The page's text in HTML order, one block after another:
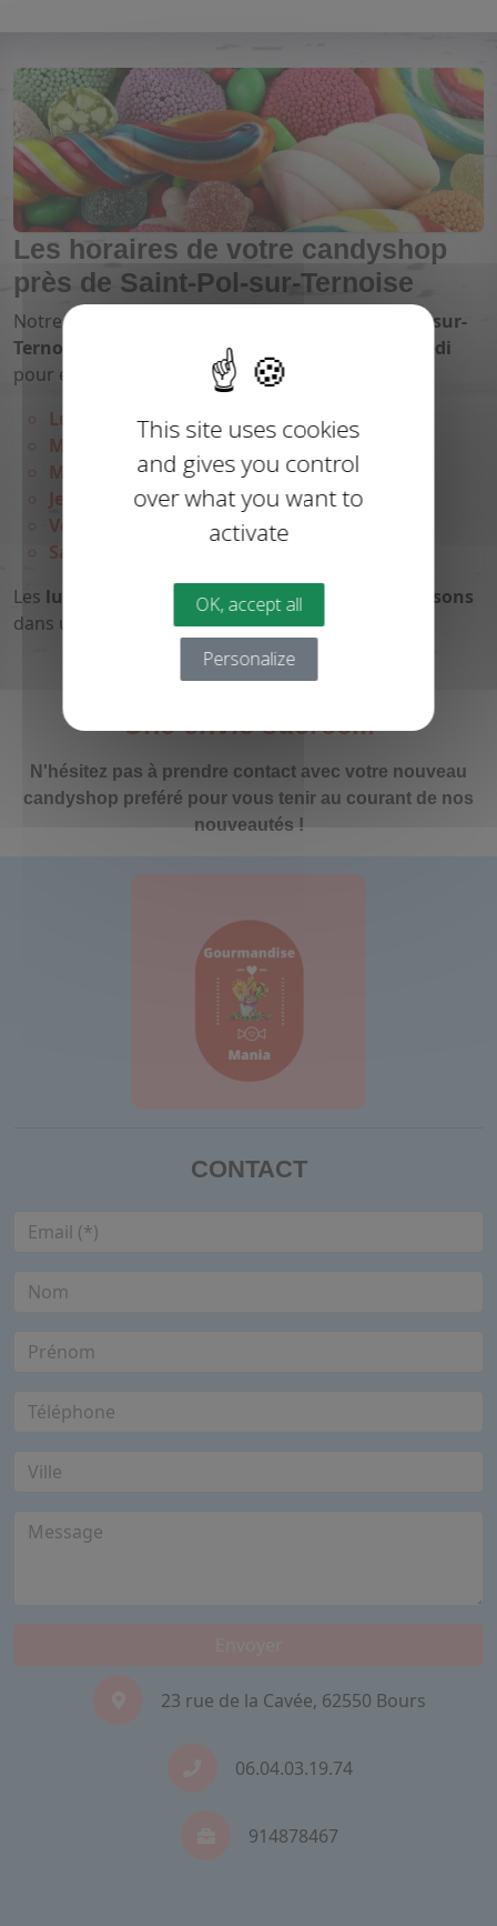
This site uses cookies
and gives you control
over what you want to
activate
OK, accept all
Personalize
Les horaires de votre candyshop
près de Saint-Pol-sur-Ternoise
Notremagasin de bonbons proche de Saint-Pol-sur-
Ternoise
vous ouvre ses portes du
lundi au samedi
pour encore plus de
plaisir
Lundi : 14h-18h
Mardi : 9h-12h / 14h-18h
Mercredi : 9h-12h / 14h-18h
Jeudi : 14h-18h
Vendredi : 9h-12h / 14h-18h
Samedi : 9h-12h / 14h-18h
Les lundi jeudi matins sont réservés aux
livraisons
dans un secteur de25 km autour de Bours
Une envie sucrée...
N'hésitez pas à prendre contact avec votre nouveau
candyshop preféré pour vous tenir au courant de nos
nouveautés !
CONTACT
23 rue de la Cavée, 62550 Bours
06.04.03.19.74
914878467